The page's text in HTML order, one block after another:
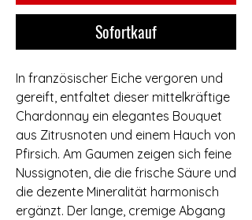
Sofortkauf
In französischer Eiche vergoren und
gereift‚ entfaltet dieser mittelkräftige
Chardonnay ein elegantes Bouquet
aus Zitrusnoten und einem Hauch von
Pfirsich. Am Gaumen zeigen sich feine
Nussignoten‚ die die frische Säure und
die dezente Mineralität harmonisch
ergänzt. Der lange‚ cremige Abgang